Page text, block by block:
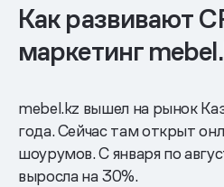
Как развивают
маркетинг
mebel.kz вышел на рынок
года. Сейчас там открыт
шоурумов. С января по
выросла на 30%.